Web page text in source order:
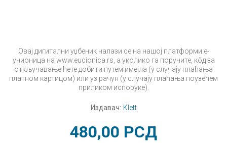
Овај дигитални уџбеник налази се на нашој платформи е-
учионица на www.eucionica.rs, а уколико га поручите, кôд за
откључавање ћете добити путем имејла (у случају плаћања
платном картицом) или уз рачун (у случају плаћања поузећем
приликом испоруке).
Издавач: Klett
480,00 РСД